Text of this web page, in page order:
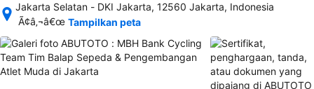
Jakarta Selatan - DKI Jakarta, 12560 Jakarta, Indonesia
Setelah
semua
rincian
akomodasi
Ã¢â‚¬â€œ Tampilkan peta